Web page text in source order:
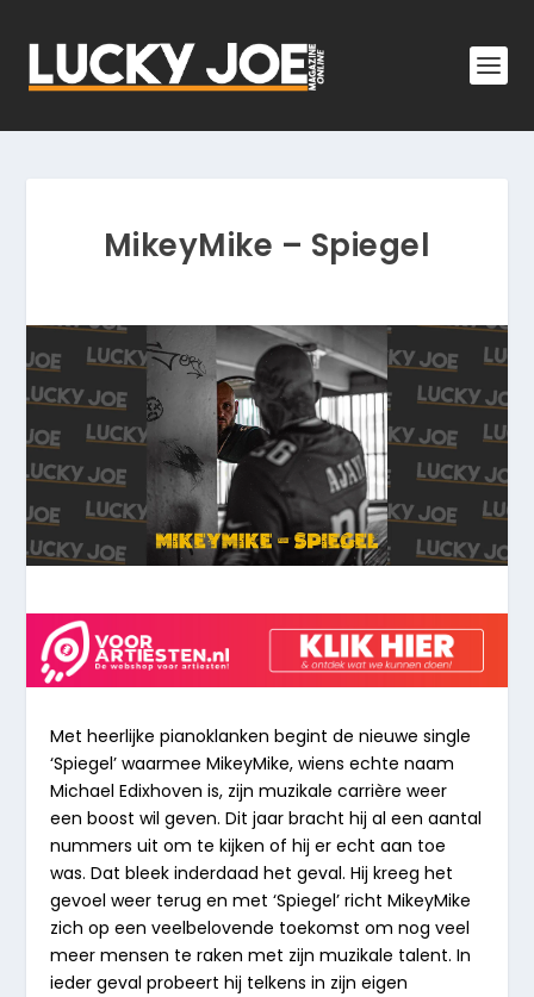
MikeyMike – Spiegel
Met heerlijke pianoklanken begint de nieuwe single
‘Spiegel’ waarmee MikeyMike, wiens echte naam
Michael Edixhoven is, zijn muzikale carrière weer
een boost wil geven. Dit jaar bracht hij al een aantal
nummers uit om te kijken of hij er echt aan toe
was. Dat bleek inderdaad het geval. Hij kreeg het
gevoel weer terug en met ‘Spiegel’ richt MikeyMike
zich op een veelbelovende toekomst om nog veel
meer mensen te raken met zijn muzikale talent. In
ieder geval probeert hij telkens in zijn eigen